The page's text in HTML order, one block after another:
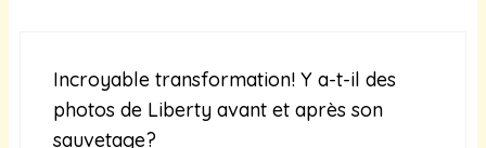
Incroyable transformation! Y a-t-il des
photos de Liberty avant et après son
sauvetage?